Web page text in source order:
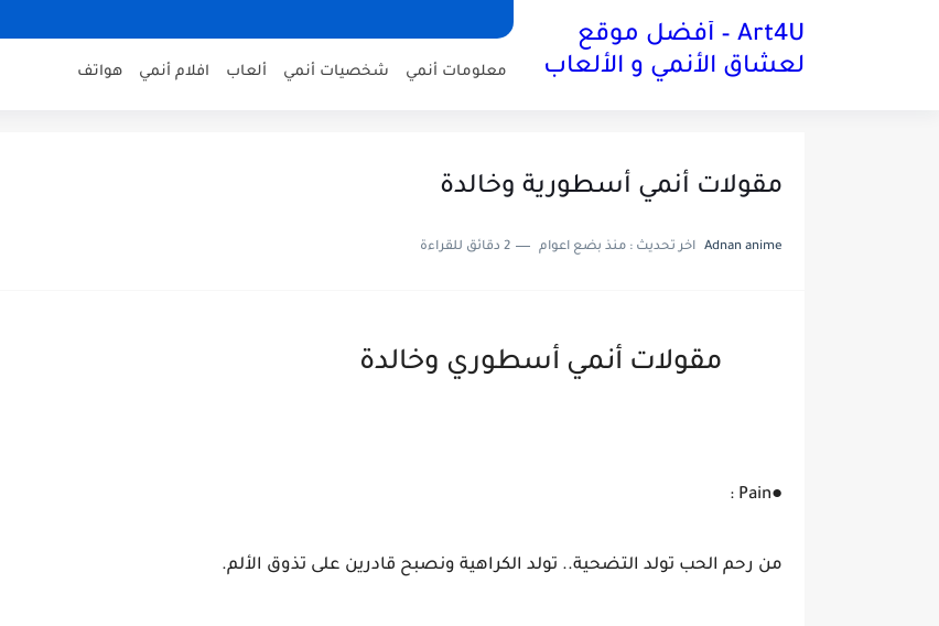
Art4U – أفضل موقع
لعشاق الأنمي و الألعاب
معلومات أنمي شخصيات أنمي ألعاب افلام أنمي هواتف
مقولات أنمي أسطورية وخالدة
Adnan anime اخر تحديث : منذ بضع اعوام 2 دقائق للقراءة
مقولات أنمي أسطوري وخالدة
●Pain :
من رحم الحب تولد التضحية.. تولد الكراهية ونصبح قادرين على تذوق الألم.